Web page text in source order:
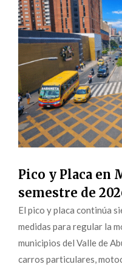
Pico y Placa en
semestre de
El pico y placa continúa
medidas para regular la
municipios del Valle de
carros particulares,